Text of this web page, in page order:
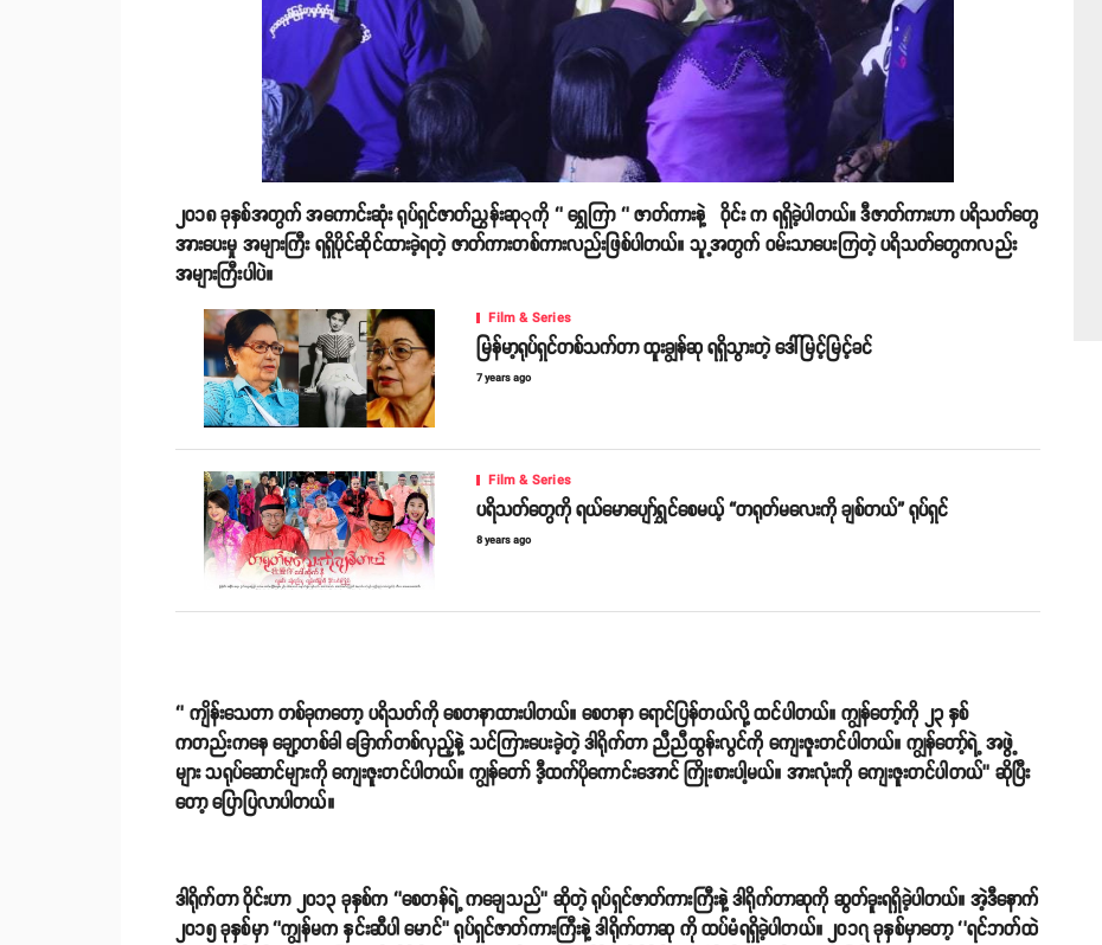
၂၀၁၈ ခုနှစ်အတွက် အကောင်းဆုံး ရုပ်ရှင်ဇာတ်ညွှန်းဆုုကို ‘’ ရွှေကြာ ‘’ ဇာတ်ကားနဲ့ ဝိုင်း က ရရှိခဲ့ပါတယ်။ ဒီဇာတ်ကားဟာ ပရိသတ်တွေ
အားပေးမှု အများကြီး ရရှိပိုင်ဆိုင်ထားခဲ့ရတဲ့ ဇာတ်ကားတစ်ကားလည်းဖြစ်ပါတယ်။ သူ့အတွက် ဝမ်းသာပေးကြတဲ့ ပရိသတ်တွေကလည်း
အများကြီးပါပဲ။
Film & Series
မြန်မာ့ရုပ်ရှင်တစ်သက်တာ ထူးချွန်ဆု ရရှိသွားတဲ့ ဒေါ်မြင့်မြင့်ခင်
7 years ago
Film & Series
ပရိသတ်တွေကို ရယ်မောပျော်ရွှင်စေမယ့် “တရုတ်မလေးကို ချစ်တယ်” ရုပ်ရှင်
8 years ago
‘’ ကျိန်းသေတာ တစ်ခုကတော့ ပရိသတ်ကို စေတနာထားပါတယ်။ စေတနာ ရောင်ပြန်တယ်လို့ ထင်ပါတယ်။ ကျွန်တော့်ကို ၂၃ နှစ်
ကတည်းကနေ ချော့တစ်ခါ ခြောက်တစ်လှည့်နဲ့ သင်ကြားပေးခဲ့တဲ့ ဒါရိုက်တာ ညီညီထွန်းလွင်ကို ကျေးဇူးတင်ပါတယ်။ ကျွန်တော့်ရဲ့ အဖွဲ့
များ သရုပ်ဆောင်များကို ကျေးဇူးတင်ပါတယ်။ ကျွန်တော် ဒီ့ထက်ပိုကောင်းအောင် ကြိုးစားပါ့မယ်။ အားလုံးကို ကျေးဇူးတင်ပါတယ်’’ ဆိုပြီး
တော့ ပြောပြလာပါတယ်။
ဒါရိုက်တာ ဝိုင်းဟာ ၂၀၁၃ ခုနှစ်က ‘’စေတန်ရဲ့ ကချေသည်’’ ဆိုတဲ့ ရုပ်ရှင်ဇာတ်ကားကြီးနဲ့ ဒါရိုက်တာဆုကို ဆွတ်ခူးရရှိခဲ့ပါတယ်။ အဲ့ဒီနောက်
၂၀၁၅ ခုနှစ်မှာ ‘’ကျွန်မက နှင်းဆီပါ မောင်’’ ရုပ်ရှင်ဇာတ်ကားကြီးနဲ့ ဒါရိုက်တာဆု ကို ထပ်မံရရှိခဲ့ပါတယ်။ ၂၀၁၇ ခုနှစ်မှာတော့ ‘’ရင်ဘတ်ထဲ